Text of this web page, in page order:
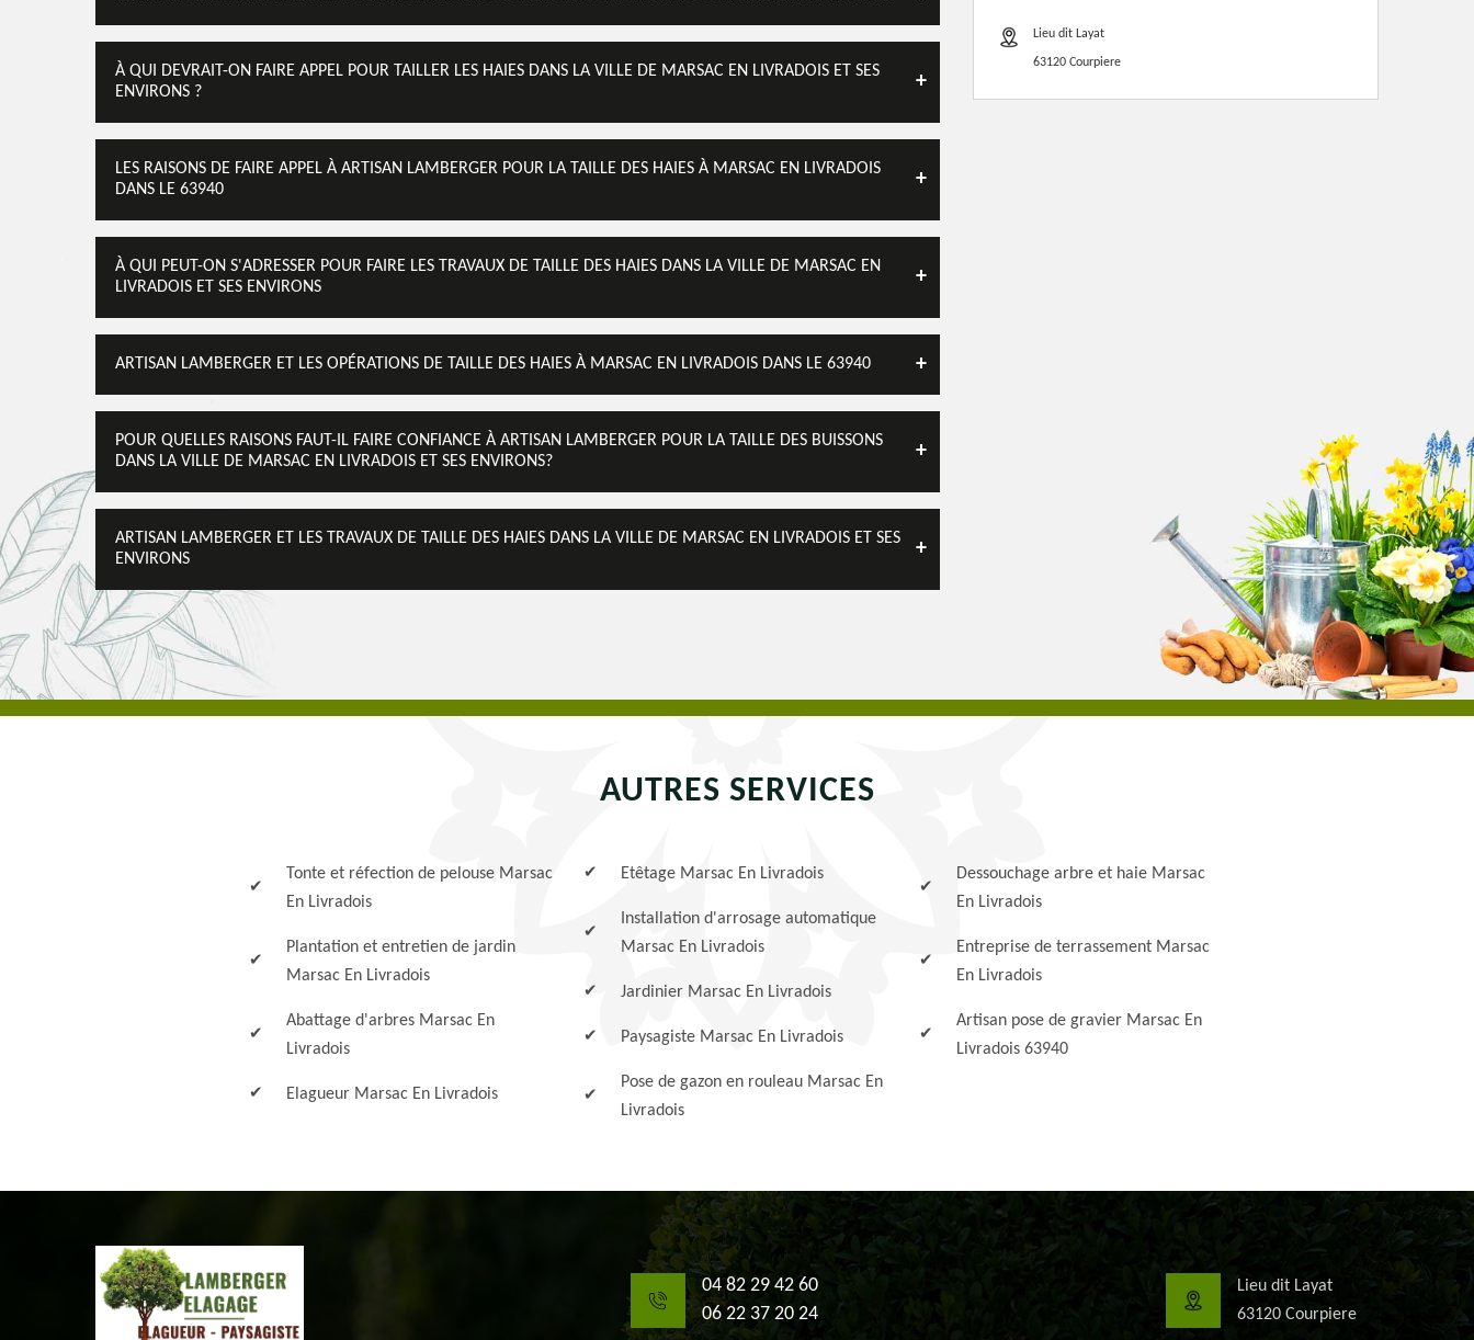
À QUI DEVRAIT-ON FAIRE APPEL POUR TAILLER LES HAIES DANS LA VILLE DE MARSAC EN LIVRADOIS ET SES
ENVIRONS ?
LES RAISONS DE FAIRE APPEL À ARTISAN LAMBERGER POUR LA TAILLE DES HAIES À MARSAC EN LIVRADOIS
DANS LE 63940
À QUI PEUT-ON S'ADRESSER POUR FAIRE LES TRAVAUX DE TAILLE DES HAIES DANS LA VILLE DE MARSAC EN
LIVRADOIS ET SES ENVIRONS
ARTISAN LAMBERGER ET LES OPÉRATIONS DE TAILLE DES HAIES À MARSAC EN LIVRADOIS DANS LE 63940
POUR QUELLES RAISONS FAUT-IL FAIRE CONFIANCE À ARTISAN LAMBERGER POUR LA TAILLE DES BUISSONS
DANS LA VILLE DE MARSAC EN LIVRADOIS ET SES ENVIRONS?
ARTISAN LAMBERGER ET LES TRAVAUX DE TAILLE DES HAIES DANS LA VILLE DE MARSAC EN LIVRADOIS ET SES
ENVIRONS
Lieu dit Layat
63120 Courpiere
AUTRES SERVICES
Tonte et réfection de pelouse Marsac
En Livradois
Plantation et entretien de jardin
Marsac En Livradois
Abattage d'arbres Marsac En
Livradois
Elagueur Marsac En Livradois
Etêtage Marsac En Livradois
Installation d'arrosage automatique
Marsac En Livradois
Jardinier Marsac En Livradois
Paysagiste Marsac En Livradois
Pose de gazon en rouleau Marsac En
Livradois
Dessouchage arbre et haie Marsac
En Livradois
Entreprise de terrassement Marsac
En Livradois
Artisan pose de gravier Marsac En
Livradois 63940
04 82 29 42 60
06 22 37 20 24
Lieu dit Layat
63120 Courpiere